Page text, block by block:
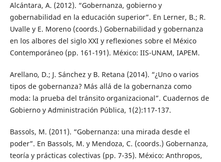
Alcántara, A. (2012). “Gobernanza, gobierno y
gobernabilidad en la educación superior”. En Lerner, B.; R.
Uvalle y E. Moreno (coords.) Gobernabilidad y gobernanza
en los albores del siglo XXI y reflexiones sobre el México
Contemporáneo (pp. 161-191). México: IIS-UNAM, IAPEM.
Arellano, D.; J. Sánchez y B. Retana (2014). “¿Uno o varios
tipos de gobernanza? Más allá de la gobernanza como
moda: la prueba del tránsito organizacional”. Cuadernos de
Gobierno y Administración Pública, 1(2):117-137.
Bassols, M. (2011). “Gobernanza: una mirada desde el
poder”. En Bassols, M. y Mendoza, C. (coords.) Gobernanza,
teoría y prácticas colectivas (pp. 7-35). México: Anthropos,